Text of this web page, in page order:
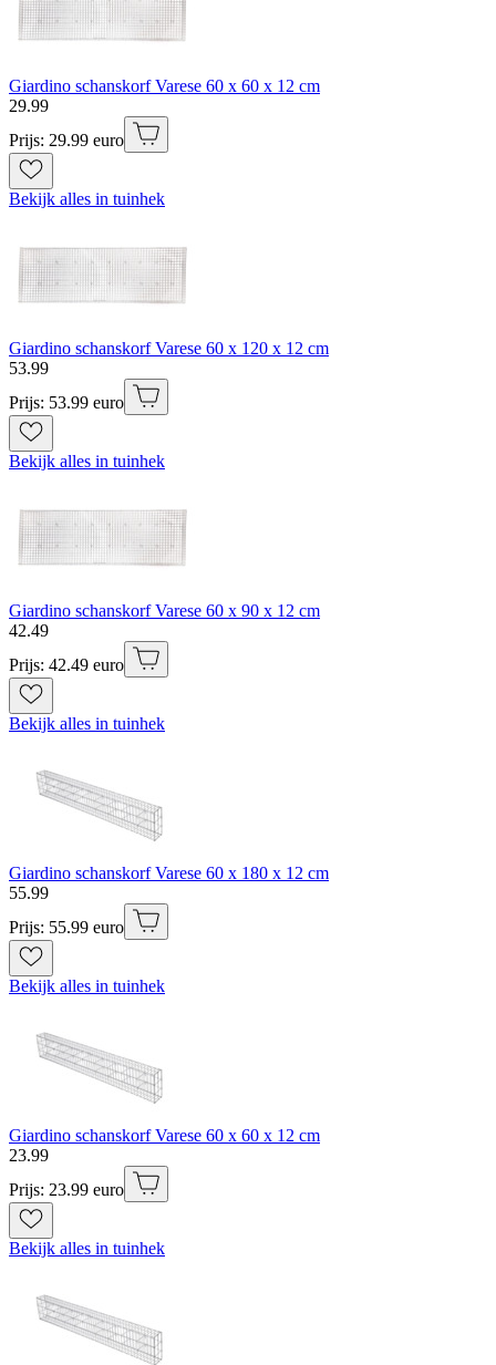
Giardino schanskorf Varese 60 x 60 x 12 cm
29.99
Prijs: 29.99 euro
Bekijk alles in tuinhek
Giardino schanskorf Varese 60 x 120 x 12 cm
53.99
Prijs: 53.99 euro
Bekijk alles in tuinhek
Giardino schanskorf Varese 60 x 90 x 12 cm
42.49
Prijs: 42.49 euro
Bekijk alles in tuinhek
Giardino schanskorf Varese 60 x 180 x 12 cm
55.99
Prijs: 55.99 euro
Bekijk alles in tuinhek
Giardino schanskorf Varese 60 x 60 x 12 cm
23.99
Prijs: 23.99 euro
Bekijk alles in tuinhek